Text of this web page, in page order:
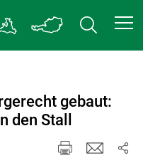
gebaut:
den Stall